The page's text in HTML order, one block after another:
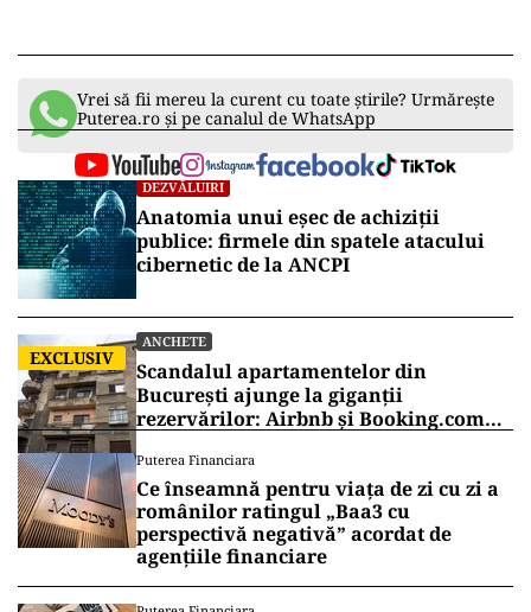
Vrei să fii mereu la curent cu toate știrile? Urmărește
Puterea.ro și pe canalul de WhatsApp
DEZVĂLUIRI
Anatomia unui eșec de achiziții
publice: firmele din spatele atacului
cibernetic de la ANCPI
EXCLUSIV
ANCHETE
Scandalul apartamentelor din
București ajunge la giganții
rezervărilor: Airbnb și Booking.com
Puterea Financiara
Ce înseamnă pentru viața de zi cu zi a
românilor ratingul „Baa3 cu
perspectivă negativă” acordat de
agențiile financiare